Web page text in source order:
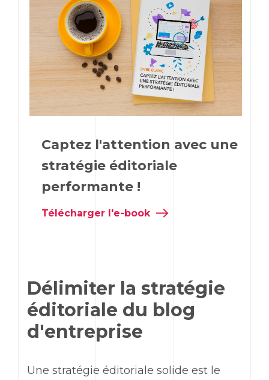
Captez l'attention avec une
stratégie éditoriale
performante !
Télécharger l'e-book
Délimiter la stratégie
éditoriale du blog
d'entreprise
Une stratégie éditoriale solide est le